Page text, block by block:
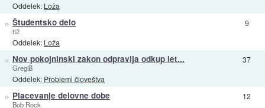
Oddelek: Loža
» Študentsko delo
tt2
Oddelek: Loža
9
» Nov pokojninski zakon odpravlja odkup let...
GregiB
Oddelek: Problemi človeštva
37
» Placevanje delovne dobe
Bob Rock
12